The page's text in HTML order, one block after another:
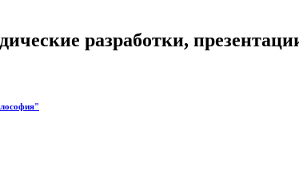
разработки,